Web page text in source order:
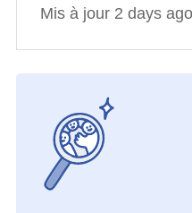
Mis à jour 2 days ago